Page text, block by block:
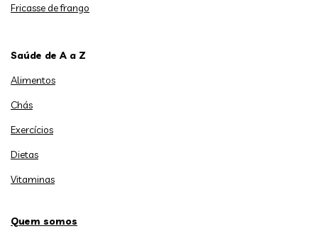
Fricasse de frango
Saúde de A a Z
Alimentos
Chás
Exercícios
Dietas
Vitaminas
Quem somos